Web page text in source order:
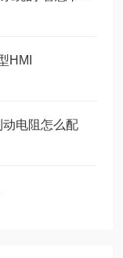
HMI
电阻怎么配